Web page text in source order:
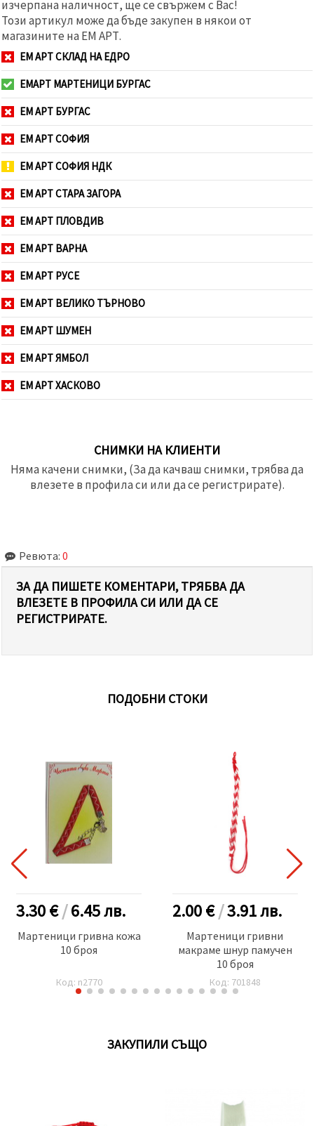
изчерпана наличност, ще се свържем с Вас!
Този артикул може да бъде закупен в някои от
магазините на ЕМ АРТ.
ЕМ АРТ СКЛАД НА ЕДРО
ЕМАРТ МАРТЕНИЦИ БУРГАС
ЕМ АРТ БУРГАС
ЕМ АРТ СОФИЯ
ЕМ АРТ СОФИЯ НДК
ЕМ АРТ СТАРА ЗАГОРА
ЕМ АРТ ПЛОВДИВ
ЕМ АРТ ВАРНА
ЕМ АРТ РУСЕ
ЕМ АРТ ВЕЛИКО ТЪРНОВО
ЕМ АРТ ШУМЕН
ЕМ АРТ ЯМБОЛ
ЕМ АРТ ХАСКОВО
СНИМКИ НА КЛИЕНТИ
Няма качени снимки, (За да качваш снимки, трябва да
влезете в профила си или да се регистрирате).
Ревюта: 0
ЗА ДА ПИШЕТЕ КОМЕНТАРИ, ТРЯБВА ДА
ВЛЕЗЕТЕ В ПРОФИЛА СИ ИЛИ ДА СЕ
РЕГИСТРИРАТЕ.
ПОДОБНИ СТОКИ
3.30 €/6.45лв.
Мартеници гривна кожа
10 броя
Код: n2770
2.00 €/3.91лв.
Мартеници гривни
макраме шнур памучен
10 броя
Код: 701848
ЗАКУПИЛИ СЪЩО